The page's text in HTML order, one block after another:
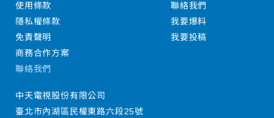
使用條款
隱私權條款
免責聲明
商務合作方案
聯絡我們
我要爆料
我要投稿
聯絡我們
中天電視股份有限公司
臺北市內湖區民權東路六段25號